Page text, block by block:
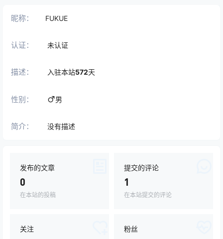
昵称： FUKUE
认证： 未认证
描述： 入驻本站572天
性别： 男
简介： 没有描述
发布的文章
0
在本站的投稿
提交的评论
1
在本站提交的评论
关注 粉丝